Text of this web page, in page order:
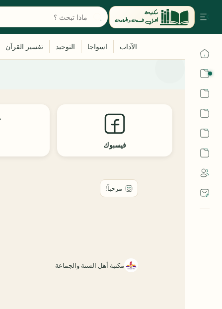
أشهر الحرم
فيسبوك